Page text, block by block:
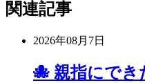
関連記事
2026年08月7日
🐙 親指にで